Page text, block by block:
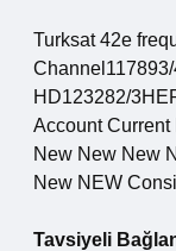
Turksat 42e
HD123282/
Account
New New New
New NEW
Tavsiyeli